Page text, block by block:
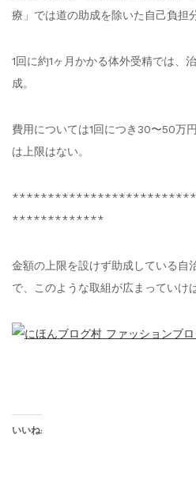
療」では道の助成を除いた自己負担
1回に約1ヶ月かかる体外受精では、
成。
費用については1回につき30〜50万
は上限はない。
*************
金額の上限を設けず助成している自
で、このような取組が広まっていけ
いいね: